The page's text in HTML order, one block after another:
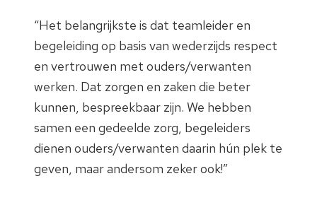
“Het belangrijkste is dat teamleider en
begeleiding op basis van wederzijds respect
en vertrouwen met ouders/verwanten
werken. Dat zorgen en zaken die beter
kunnen, bespreekbaar zijn. We hebben
samen een gedeelde zorg, begeleiders
dienen ouders/verwanten daarin hún plek te
geven, maar andersom zeker ook!”